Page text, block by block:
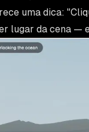
uma dica:
lugar da cena —